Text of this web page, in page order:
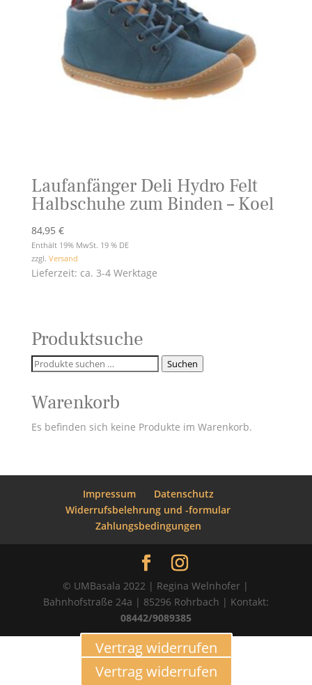
Laufanfänger Deli Hydro Felt
Halbschuhe zum Binden – Koel
84,95 €
Enthält 19% MwSt. 19 % DE
zzgl. Versand
Lieferzeit: ca. 3-4 Werktage
Produktsuche
Suchen
Suchen
Warenkorb
Es befinden sich keine Produkte im Warenkorb.
Impressum
Datenschutz
Widerrufsbelehrung und -formular
Zahlungsbedingungen
© UMBasala 2022 | Regina Welnhofer |
Bahnhofstraße 24a | 85296 Rohrbach | Kontakt:
08442/9089385
Vertrag widerrufen
Vertrag widerrufen